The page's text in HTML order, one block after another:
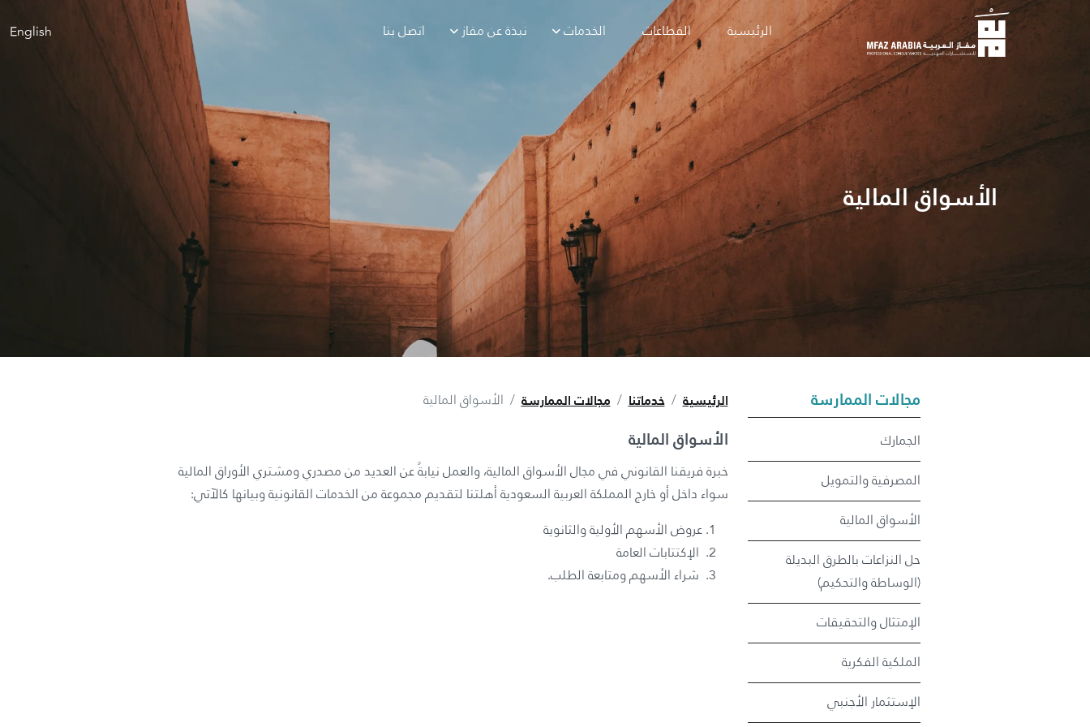
الرئيسية القطاعات الخدمات نبذة عن مفاز اتصل بنا English
الأسواق المالية
مجالات الممارسة
الجمارك
المصرفية والتمويل
الأسواق المالية
حل النزاعات بالطرق البديلة
(الوساطة والتحكيم)
الإمتثال والتحقيقات
الملكية الفكرية
الإستثمار الأجنبي
الرئيسية خدماتنا مجالات الممارسة الأسواق المالية
الأسواق المالية
خبرة فريقنا القانوني في مجال الأسواق المالية، والعمل نيابةً عن العديد من مصدري ومشتري الأوراق المالية
سواء داخل أو خارج المملكة العربية السعودية أهلتنا لتقديم مجموعة من الخدمات القانونية وبيانها كالآتي:
عروض الأسهم الأولية والثانوية
الإكتتابات العامة
شراء الأسهم ومتابعة الطلب.